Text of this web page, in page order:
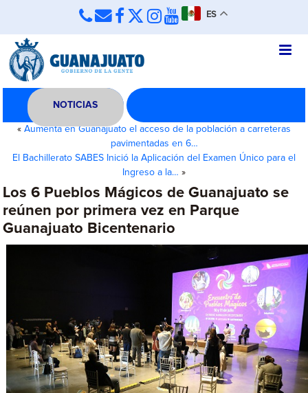
ES
NOTICIAS
« Aumenta en Guanajuato el acceso de la población a carreteras
pavimentadas en 6…
El Bachillerato SABES Inició la Aplicación del Examen Único para el
Ingreso a la… »
Los 6 Pueblos Mágicos de Guanajuato se
reúnen por primera vez en Parque
Guanajuato Bicentenario